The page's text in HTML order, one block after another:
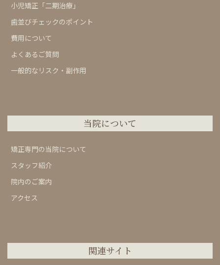
小児矯正「二期治療」
歯並びチェックのポイント
費用について
よくあるご質問
一般的なリスク・副作用
当院について
矯正専門の当院について
スタッフ紹介
院内のご案内
アクセス
関連サイト